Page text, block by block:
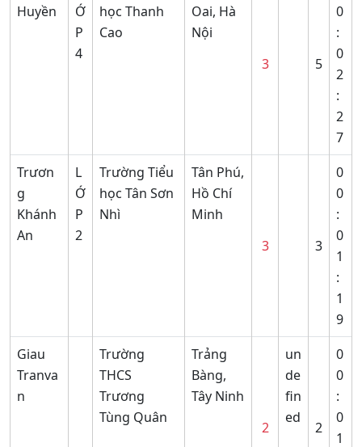
Huyền
Ớ
P
4
học Thanh
Cao
Oai, Hà
Nội
3
5
0
:
0
2
:
2
7
Trươn
g
Khánh
An
L
Ớ
P
2
Trường Tiểu
học Tân Sơn
Nhì
Tân Phú,
Hồ Chí
Minh
3
3
0
0
:
0
1
:
1
9
Giau
Tranva
n
Trường
THCS
Trương
Tùng Quân
Trảng
Bàng,
Tây Ninh
2
un
de
fin
ed
2
0
0
:
0
1